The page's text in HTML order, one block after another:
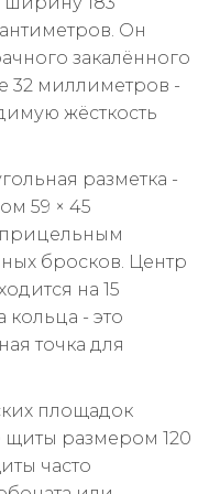
Он
закалённого
32 миллиметров -
жёсткость
разметка -
59 × 45
прицельным
бросков. Центр
на 15
- это
точка для
площадок
размером 120
часто